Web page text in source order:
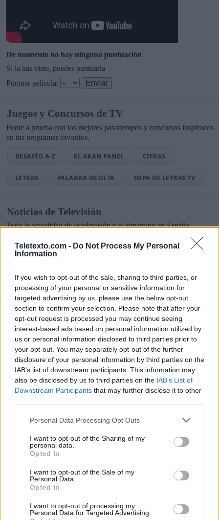
Teletexto.com - Do Not Process My Personal
Information
If you wish to opt-out of the sale, sharing to third parties, or
processing of your personal or sensitive information for
targeted advertising by us, please use the below opt-out
section to confirm your selection. Please note that after your
opt-out request is processed you may continue seeing
interest-based ads based on personal information utilized by
us or personal information disclosed to third parties prior to
your opt-out. You may separately opt-out of the further
disclosure of your personal information by third parties on the
IAB’s list of downstream participants. This information may
also be disclosed by us to third parties on the IAB’s List of
Downstream Participants that may further disclose it to other
Personal Data Processing Opt Outs
I want to opt-out of the Sharing of my
personal data.
Opted In
I want to opt-out of the Sale of my
Personal Data.
Opted In
I want to opt-out of processing my
Personal Data for Targeted Advertising.
De momento no hay ninguna puntuación
Si la has visto, puedes puntuarla
Puntuar película:
Juegos y Concursos de TV
Ponte a prueba con los mejores pasatiempos y concursos inspirados
en tus programas favoritos.
DESAFÍO A-Z EL GRAN PANEL CIFRAS
LETRAS PALABRA OCULTA SOPA DE LETRAS TV
Noticias de Televisión
Toda la actualidad de la televisión y el streaming en España.
AUDIENCIAS ESTRENOS STREAMING
Ver perfil
@teletextopuntocom Ver perfil
🏆🎬🎾MEJORES Series de DEPORTES
en Streaming ⚽🍿🏀
El deporte no ocurre solo en el campo! ⚽🏈🏀
streaming que te mantendrán pegado a la
pantalla. 💥 De dramas épicos a risas puras. 🏆
¡Guarda esta colección para tu próximo